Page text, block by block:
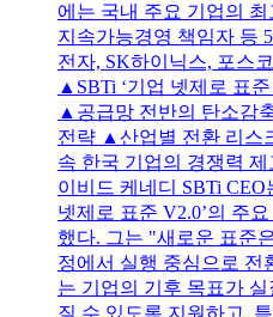
에는 국내 주요 기업의
지속가능경영 책임자 등
전자, SK하이닉스, 포스
▲SBTi ‘기업 넷제로 표
▲공급망 전반의 탄소감
전략 ▲산업별 전환 리스
속 한국 기업의 경쟁력
이비드 케네디 SBTi CEO
넷제로 표준 V2.0’의 주
했다. 그는 "새로운 표준
정에서 실행 중심으로 전
는 기업의 기후 목표가